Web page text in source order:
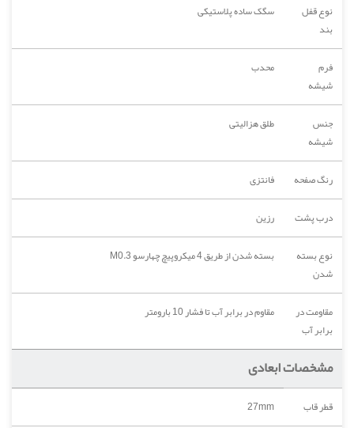
نوع قفل
بند
سگک ساده پلاستیکی
فرم
شیشه
محدب
جنس
شیشه
طلق هزالیتی
رنگ صفحه
فانتزی
درب پشت
رزین
نوع بسته
شدن
بسته شدن از طریق 4 میکروپیچ چهارسو M0.3
مقاومت در
برابر آب
مقاوم در برابر آب تا فشار 10 بارومتر
مشخصات ابعادی
قطر قاب
27mm